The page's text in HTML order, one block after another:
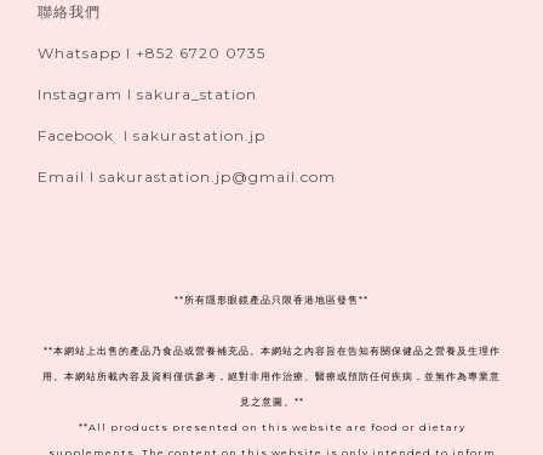
聯絡我們
Whatsapp I +852 6720 0735
Instagram I sakura_station
Facebook I sakurastation.jp
Email I sakurastation.jp@gmail.com
** 所有隱形眼鏡產品只限香港地區發售**
**本網站上出售的產品乃食品或營養補充品。本網站之內容旨在告知有關保健品之營養及生理作
用。本網站所載內容及資料僅供參考，絕對非用作治療、醫療或預防任何疾病，並無作為專業意
見之意圖。**
**All products presented on this website are food or dietary
supplements. The content on this website is only intended to inform